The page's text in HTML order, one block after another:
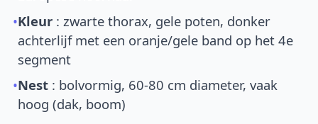
•Kleur : zwarte thorax, gele poten, donker
achterlijf met een oranje/gele band op het 4e
segment
•Nest : bolvormig, 60-80 cm diameter, vaak
hoog (dak, boom)